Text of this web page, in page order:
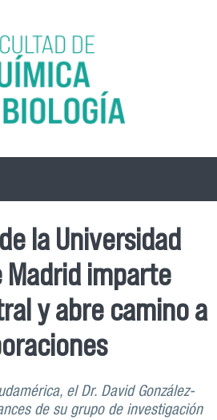
la Universidad
Madrid imparte
y abre camino a
el Dr. David González-
de su grupo de investigación